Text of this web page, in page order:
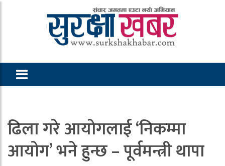
ढिला गरे आयोगलाई ‘निकम्मा
आयोग’ भने हुन्छ – पूर्वमन्त्री थापा